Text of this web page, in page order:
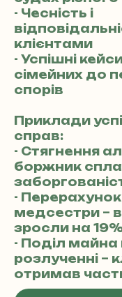
- Чесність і
клієнтами
- Успішні
сімейних до
спорів
Приклади
справ:
- Стягнення
боржник
- Перерахунок
медсестри –
зросли на
- Поділ майна
розлученні –
отримав